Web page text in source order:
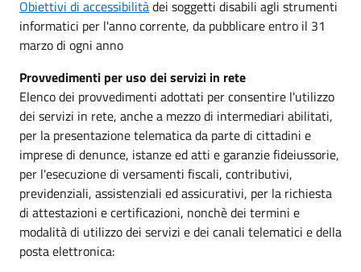
Obiettivi di accessibilitàdei soggetti disabili agli strumenti
informatici per l'anno corrente, da pubblicare entro il 31
marzo di ogni anno
Provvedimenti per uso dei servizi in rete
Elenco dei provvedimenti adottati per consentire l'utilizzo
dei servizi in rete, anche a mezzo di intermediari abilitati,
per la presentazione telematica da parte di cittadini e
imprese di denunce, istanze ed atti e garanzie fideiussorie,
per l'esecuzione di versamenti fiscali, contributivi,
previdenziali, assistenziali ed assicurativi, per la richiesta
di attestazioni e certificazioni, nonchè dei termini e
modalità di utilizzo dei servizi e dei canali telematici e della
posta elettronica: